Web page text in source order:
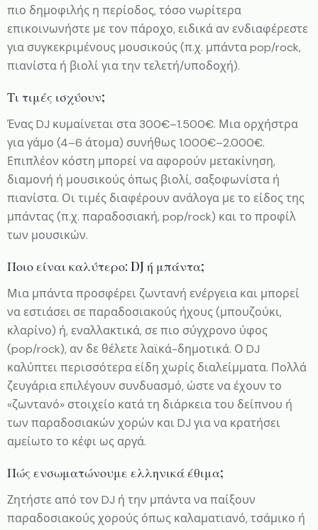
πιο δημοφιλής η περίοδος, τόσο νωρίτερα
επικοινωνήστε με τον πάροχο, ειδικά αν ενδιαφέρεστε
για συγκεκριμένους μουσικούς (π.χ. μπάντα pop/rock,
πιανίστα ή βιολί για την τελετή/υποδοχή).
Τι τιμές ισχύουν;
Ένας DJ κυμαίνεται στα 300€–1.500€. Μια ορχήστρα
για γάμο (4–6 άτομα) συνήθως 1.000€–2.000€.
Επιπλέον κόστη μπορεί να αφορούν μετακίνηση,
διαμονή ή μουσικούς όπως βιολί, σαξοφωνίστα ή
πιανίστα. Οι τιμές διαφέρουν ανάλογα με το είδος της
μπάντας (π.χ. παραδοσιακή, pop/rock) και το προφίλ
των μουσικών.
Ποιο είναι καλύτερο: DJ ή μπάντα;
Μια μπάντα προσφέρει ζωντανή ενέργεια και μπορεί
να εστιάσει σε παραδοσιακούς ήχους (μπουζούκι,
κλαρίνο) ή, εναλλακτικά, σε πιο σύγχρονο ύφος
(pop/rock), αν δε θέλετε λαϊκά-δημοτικά. Ο DJ
καλύπτει περισσότερα είδη χωρίς διαλείμματα. Πολλά
ζευγάρια επιλέγουν συνδυασμό, ώστε να έχουν το
«ζωντανό» στοιχείο κατά τη διάρκεια του δείπνου ή
των παραδοσιακών χορών και DJ για να κρατήσει
αμείωτο το κέφι ως αργά.
Πώς ενσωματώνουμε ελληνικά έθιμα;
Ζητήστε από τον DJ ή την μπάντα να παίξουν
παραδοσιακούς χορούς όπως καλαματιανό, τσάμικο ή